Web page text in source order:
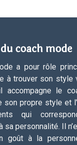
coach mode
a pour rôle
à trouver son style
accompagne le
son propre style et
qui
sa personnalité. Il
goût à la